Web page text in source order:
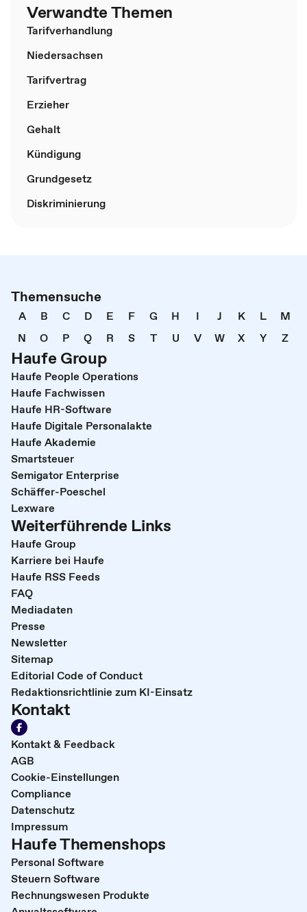
Verwandte Themen
Tarifverhandlung
Niedersachsen
Tarifvertrag
Erzieher
Gehalt
Kündigung
Grundgesetz
Diskriminierung
Themensuche
A B C D E F G H I J K L
M
N
O P Q R S T U V W X Y Z
Haufe Group
Haufe People Operations
Haufe Fachwissen
Haufe HR-Software
Haufe Digitale Personalakte
Haufe Akademie
Smartsteuer
Semigator Enterprise
Schäffer-Poeschel
Lexware
Weiterführende Links
Haufe Group
Karriere bei Haufe
Haufe RSS Feeds
FAQ
Mediadaten
Presse
Newsletter
Sitemap
Editorial Code of Conduct
Redaktionsrichtlinie zum KI-Einsatz
Kontakt
Kontakt & Feedback
AGB
Cookie-Einstellungen
Compliance
Datenschutz
Impressum
Haufe Themenshops
Personal Software
Steuern Software
Rechnungswesen Produkte